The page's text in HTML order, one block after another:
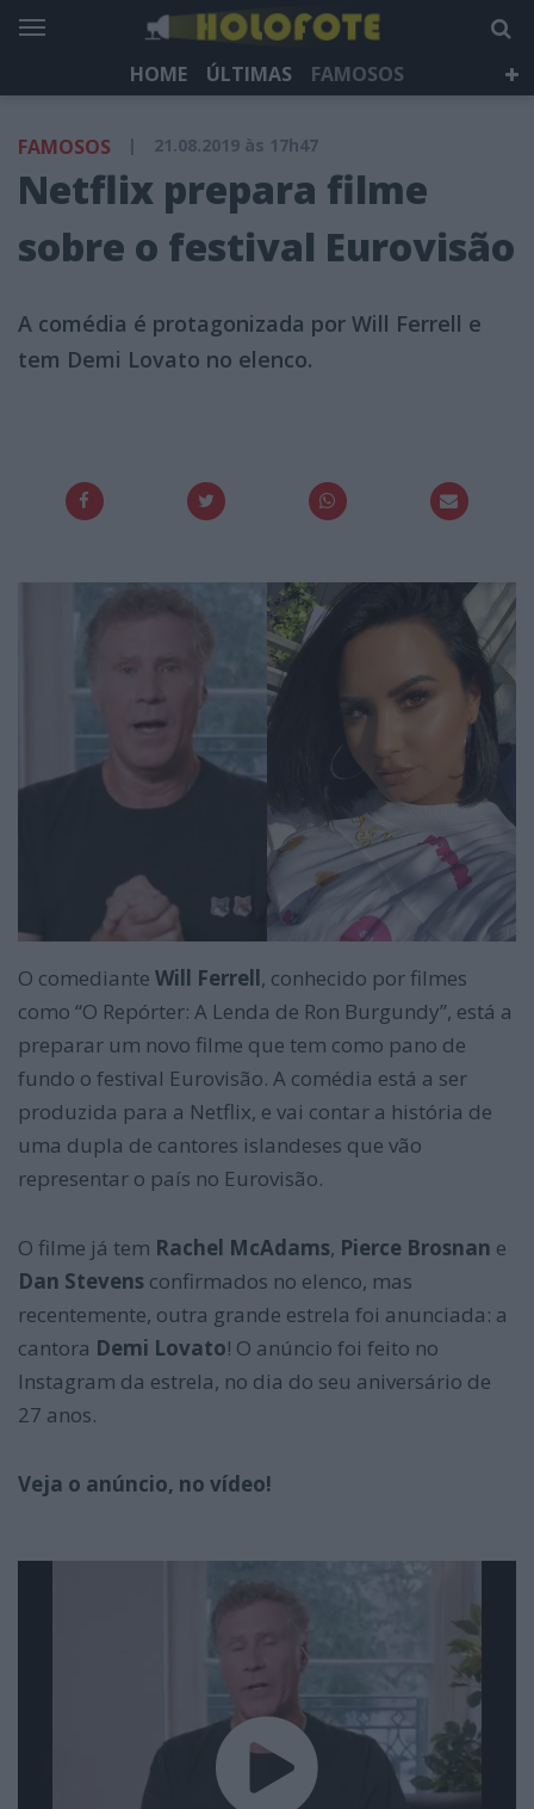
HOME ÚLTIMAS
FAMOSOS
HOLOFOTE TV
NEWSLETTER
FAMOSOS | 21.08.2019 às 17h47
Netflix prepara filme
sobre o festival Eurovisão
A comédia é protagonizada por Will Ferrell e
tem Demi Lovato no elenco.
O comediante Will Ferrell, conhecido por filmes
como “O Repórter: A Lenda de Ron Burgundy”, está a
preparar um novo filme que tem como pano de
fundo o festival Eurovisão. A comédia está a ser
produzida para a Netflix, e vai contar a história de
uma dupla de cantores islandeses que vão
representar o país no Eurovisão.
O filme já tem Rachel McAdams, Pierce Brosnan e
Dan Stevens confirmados no elenco, mas
recentemente, outra grande estrela foi anunciada: a
cantora Demi Lovato! O anúncio foi feito no
Instagram da estrela, no dia do seu aniversário de
27 anos.
Veja o anúncio, no vídeo!